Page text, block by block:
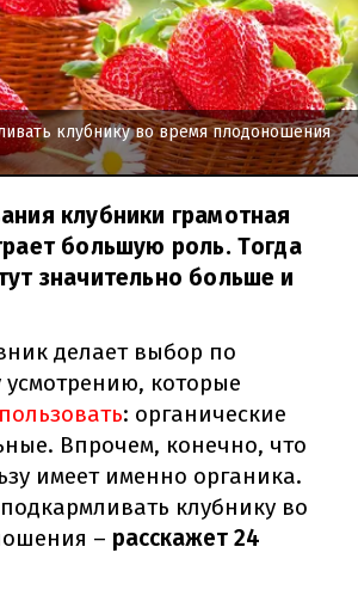
клубнику во время плодоношения
клубники грамотная
большую роль. Тогда
значительно больше и
делает выбор по
усмотрению, которые
: органические
Впрочем, конечно, что
имеет именно органика.
клубнику во
– расскажет 24